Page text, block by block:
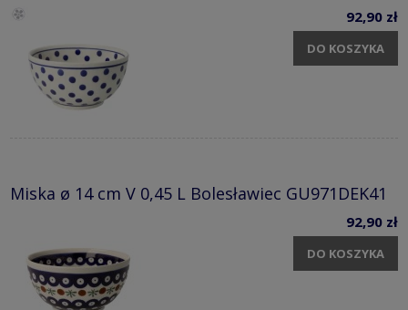
92,90 zł
DO KOSZYKA
Miska ø 14 cm V 0,45 L Bolesławiec GU971DEK41
92,90 zł
DO KOSZYKA